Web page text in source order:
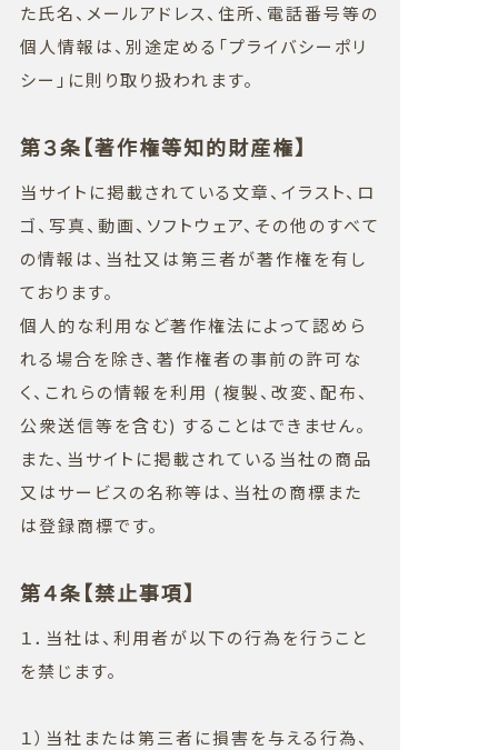
た氏名、メールアドレス、住所、電話番号等の
個人情報は、別途定める「プライバシーポリ
シー」に則り取り扱われます。
第３条【著作権等知的財産権】
当サイトに掲載されている文章、イラスト、ロ
ゴ、写真、動画、ソフトウェア、その他のすべて
の情報は、当社又は第三者が著作権を有し
ております。
個人的な利用など著作権法によって認めら
れる場合を除き、著作権者の事前の許可な
く、これらの情報を利用 (複製、改変、配布、
公衆送信等を含む) することはできません。
また、当サイトに掲載されている当社の商品
又はサービスの名称等は、当社の商標また
は登録商標です。
第４条【禁止事項】
１．当社は、利用者が以下の行為を行うこと
を禁じます。
１）当社または第三者に損害を与える行為、